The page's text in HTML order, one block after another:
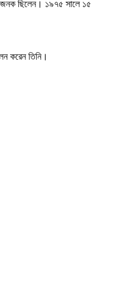
জনক ছিলেন। ১৯৭৫ সালে ১৫
করেন তিনি।